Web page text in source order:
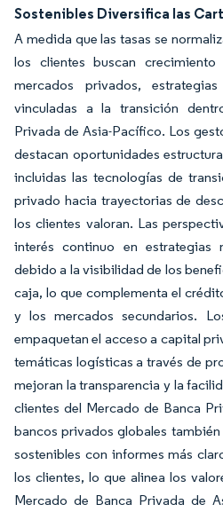
Sostenibles Diversifica las
A medida que las tasas se
los clientes buscan
mercados privados,
vinculadas a la transición
Privada de Asia-Pacífico. Los
destacan oportunidades
incluidas las tecnologías de
privado hacia trayectorias de
los clientes valoran. Las
interés continuo en estrategias
debido a la visibilidad de los
caja, lo que complementa el
y los mercados secundarios.
empaquetan el acceso a capital
temáticas logísticas a través de
mejoran la transparencia y la
clientes del Mercado de Banca
bancos privados globales
sostenibles con informes más
los clientes, lo que alinea los
Mercado de Banca Privada de